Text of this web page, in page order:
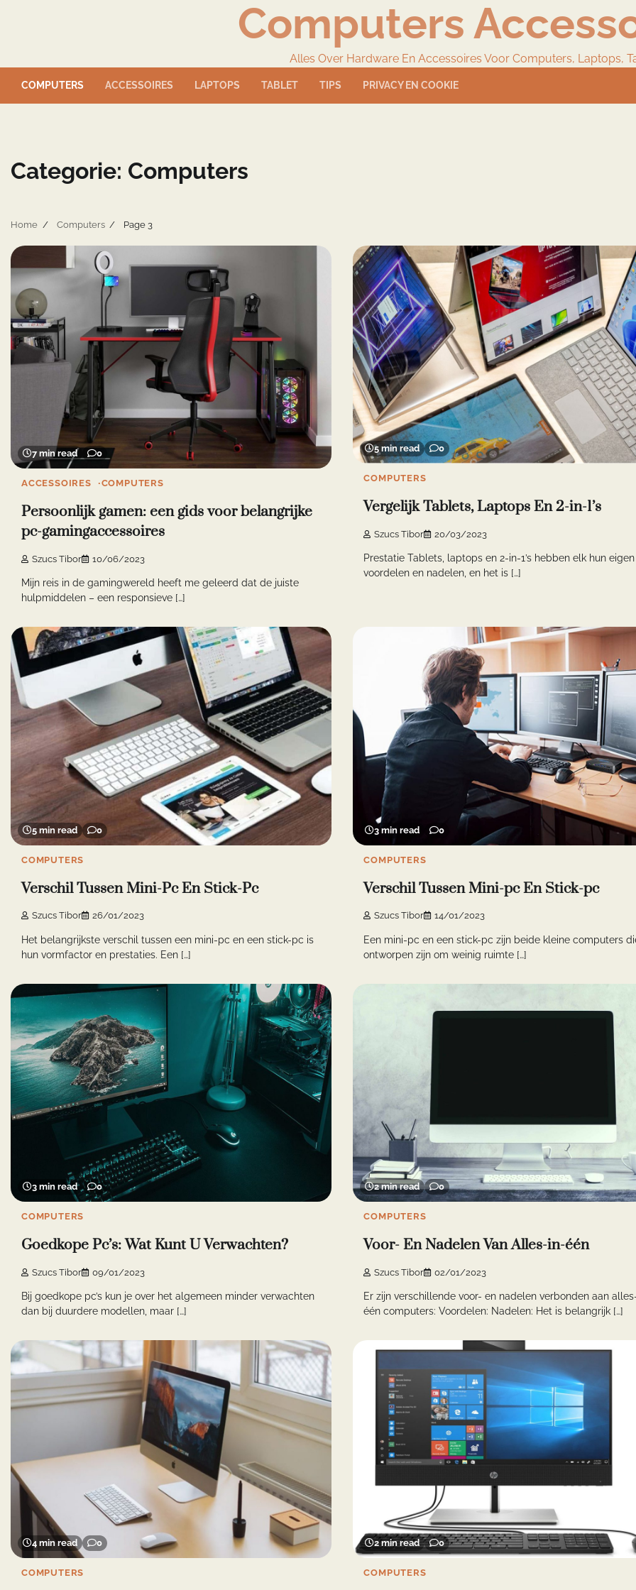
Computers
Alles Over Hardware En Accessoires Voor Computers, Laptops,
COMPUTERS ACCESSOIRES LAPTOPS TABLET TIPS PRIVACY EN COOKIE
Categorie: Computers
Home Computers Page 3
7 min read 0
ACCESSOIRES COMPUTERS
Persoonlijk gamen: een gids voor belangrijke
pc-gamingaccessoires
Szucs Tibor 10/06/2023
Mijn reis in de gamingwereld heeft me geleerd dat de juiste
hulpmiddelen – een responsieve […]
5 min read 0
COMPUTERS
Vergelijk Tablets, Laptops En 2-in-1’s
Szucs Tibor 20/03/2023
Prestatie Tablets, laptops en 2-in-1’s hebben elk hun eigen
voordelen en nadelen, en het is […]
5 min read 0
COMPUTERS
Verschil Tussen Mini-Pc En Stick-Pc
Szucs Tibor 26/01/2023
Het belangrijkste verschil tussen een mini-pc en een stick-pc is
hun vormfactor en prestaties. Een […]
3 min read 0
COMPUTERS
Verschil Tussen Mini-pc En Stick-pc
Szucs Tibor 14/01/2023
Een mini-pc en een stick-pc zijn beide kleine computers
ontworpen zijn om weinig ruimte […]
3 min read 0
COMPUTERS
Goedkope Pc’s: Wat Kunt U Verwachten?
Szucs Tibor 09/01/2023
Bij goedkope pc’s kun je over het algemeen minder verwachten
dan bij duurdere modellen, maar […]
2 min read 0
COMPUTERS
Voor- En Nadelen Van Alles-in-één
Szucs Tibor 02/01/2023
Er zijn verschillende voor- en nadelen verbonden aan
één computers: Voordelen: Nadelen: Het is belangrijk […]
4 min read 0
COMPUTERS
2 min read 0
COMPUTERS